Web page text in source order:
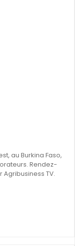
au Burkina Faso,
Rendez-
Agribusiness TV.